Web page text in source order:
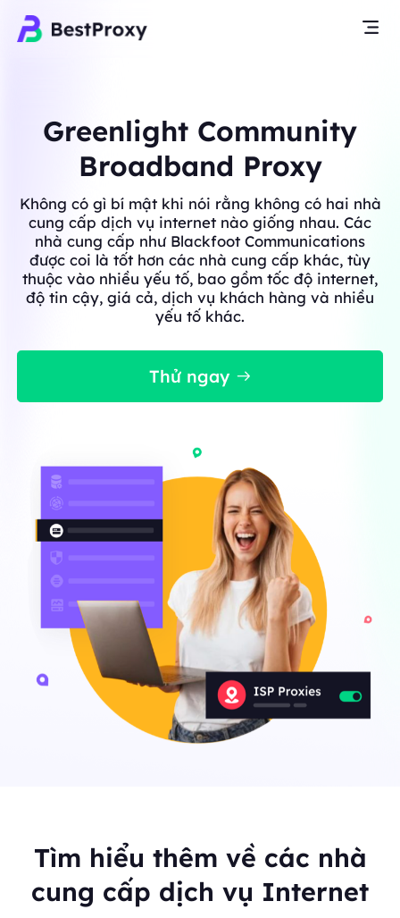
Greenlight Community
Broadband Proxy
Không có gì bí mật khi nói rằng không có hai nhà
cung cấp dịch vụ internet nào giống nhau. Các
nhà cung cấp như Blackfoot Communications
được coi là tốt hơn các nhà cung cấp khác, tùy
thuộc vào nhiều yếu tố, bao gồm tốc độ internet,
độ tin cậy, giá cả, dịch vụ khách hàng và nhiều
yếu tố khác.
Thử ngay
Tìm hiểu thêm về các nhà
cung cấp dịch vụ Internet